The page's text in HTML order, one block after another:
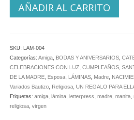
AÑADIR AL CARRITO
SKU: LAM-004
Categorías: Amiga BODAS Y ANIVERSARIOS
CELEBRACIONES CON LUZ CUMPLEAÑOS,
DE LA MADRE Esposa LÁMINAS Madre
Variados Bautizo Religiosa UN REGALO PARA
Etiquetas: amiga lámina letterpress madre manita
religiosa virgen